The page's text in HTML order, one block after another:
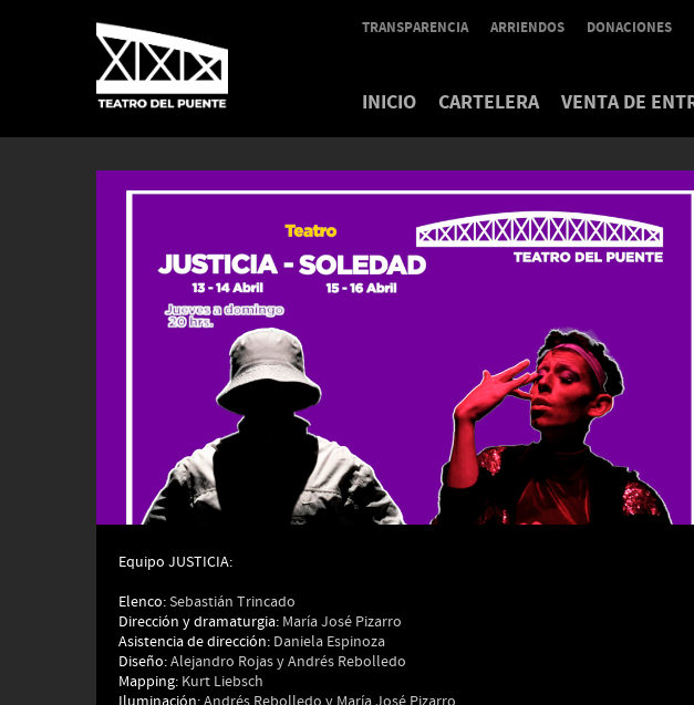
TRANSPARENCIA ARRIENDOS DONACIONES
INICIO CARTELERA VENTA DE
Equipo JUSTICIA:
Elenco:Sebastián Trincado
Dirección y dramaturgia: María José Pizarro
Asistencia de dirección: Daniela Espinoza
Diseño:Alejandro Rojas y Andrés Rebolledo
Mapping: Kurt Liebsch